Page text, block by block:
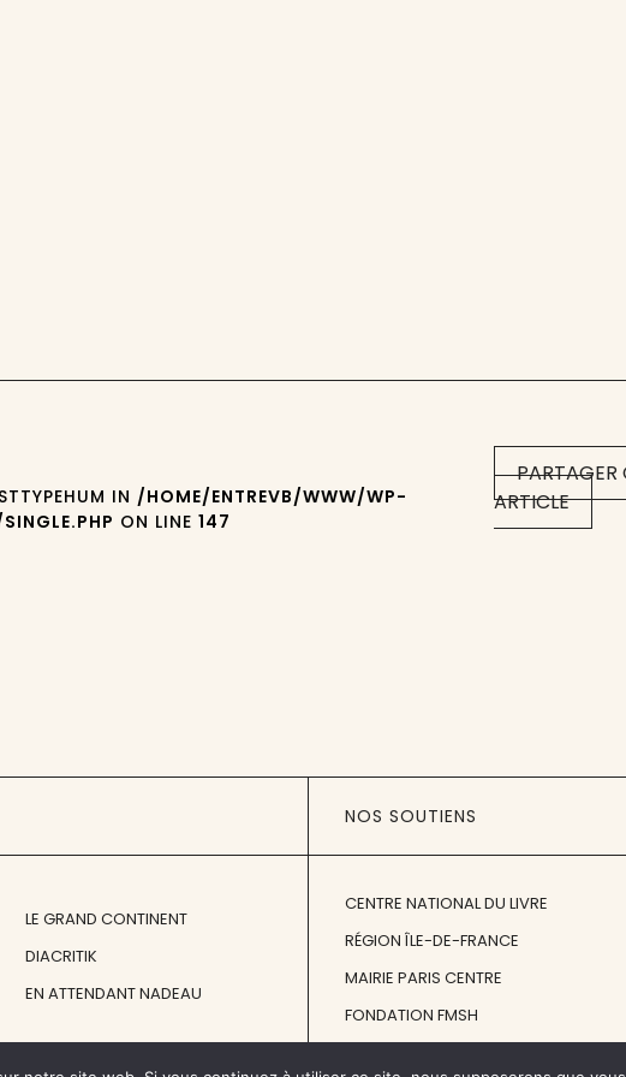
PARTAGER
ARTICLE
IN /HOME/ENTREVB/WWW/WP-
ON LINE147
LE GRAND CONTINENT
DIACRITIK
EN ATTENDANT NADEAU
NOS SOUTIENS
CENTRE NATIONAL DU LIVRE
RÉGION ÎLE-DE-FRANCE
MAIRIE PARIS CENTRE
FONDATION FMSH